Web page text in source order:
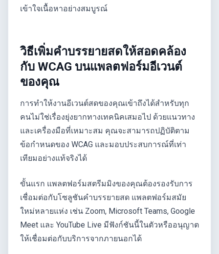
เข้าใจเนื้อหาอย่างสมบูรณ์
วิธีเพิ่มคำบรรยายสดให้สอดคล้อง
กับ WCAG บนแพลตฟอร์มอีเวนต์
ของคุณ
การทำให้งานอีเวนต์สดของคุณเข้าถึงได้สำหรับทุก
คนไม่ใช่เรื่องยุ่งยากทางเทคนิคเสมอไป ด้วยแนวทาง
และเครื่องมือที่เหมาะสม คุณจะสามารถปฏิบัติตาม
ข้อกำหนดของ WCAG และมอบประสบการณ์ที่เท่า
เทียมอย่างแท้จริงได้
ขั้นแรก แพลตฟอร์มสตรีมมิงของคุณต้องรองรับการ
เชื่อมต่อกับโซลูชันคำบรรยายสด แพลตฟอร์มสมัย
ใหม่หลายแห่ง เช่น Zoom, Microsoft Teams, Google
Meet และ YouTube Live มีฟังก์ชันนี้ในตัวหรืออนุญาต
ให้เชื่อมต่อกับบริการจากภายนอกได้